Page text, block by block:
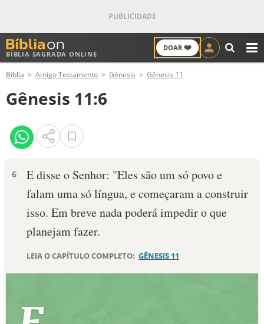
BÍBLIA SAGRADA ONLINE
DOAR ❤️
ANTIGO TESTAMENTO
NOVO TESTAMENTO
VERSÍCULOS
PALAVRA DO DIA
SALMO DO DIA
DEVOCIONAL DIÁRIO
ESTUDOS BÍBLICOS
Bíblia Antigo Testamento Gênesis Gênesis 11
Gênesis 11:6
6
E disse o Senhor: "Eles são um só povo e
falam uma só língua, e come­çaram a construir
isso. Em breve nada poderá impedir o que
planejam fazer­.
LEIA O CAPÍTULO COMPLETO: GÊNESIS 11